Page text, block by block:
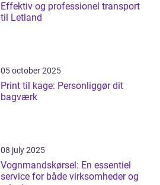
Effektiv og professionel transport
til Letland
05 october 2025
Print til kage: Personliggør dit
bagværk
08 july 2025
Vognmandskørsel: En essentiel
service for både virksomheder og